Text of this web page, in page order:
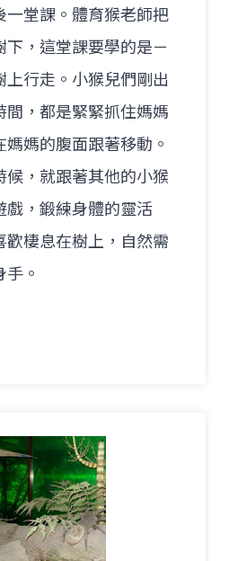
一堂課。體育猴老師把
下，這堂課要學的是－
上行走。小猴兒們剛出
間，都是緊緊抓住媽媽
媽的腹面跟著移動。
候，就跟著其他的小猴
戲，鍛練身體的靈活
歡棲息在樹上，自然需
。